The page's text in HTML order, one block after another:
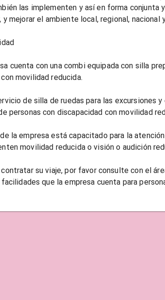
las implementen y así en forma conjunta
y mejorar el ambiente local, regional, nacional
cuenta con una combi equipada con silla
movilidad reducida.
de silla de ruedas para las excursiones y
personas con discapacidad con movilidad
la empresa está capacitado para la
movilidad reducida o visión o audición
su viaje, por favor consulte con el
que la empresa cuenta para